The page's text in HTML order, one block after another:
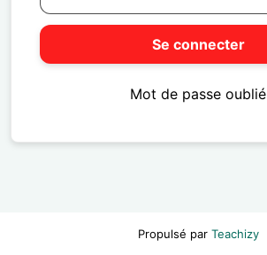
Se connecter
Mot de passe oublié
Propulsé par Teachizy